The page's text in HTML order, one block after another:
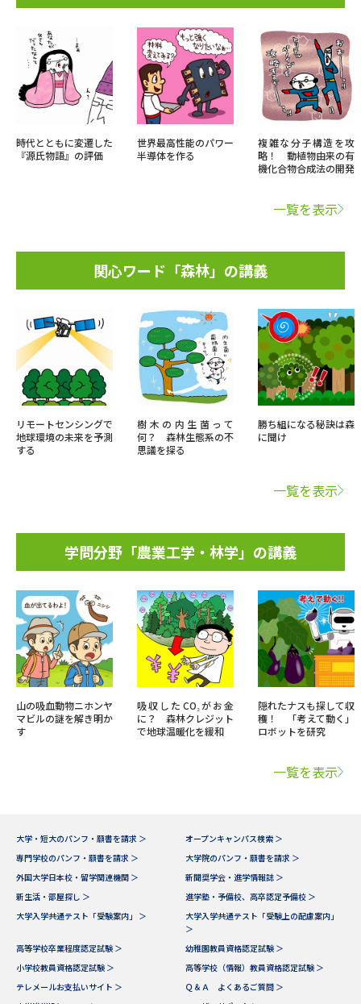
時代とともに変遷した
『源氏物語』の評価
世界最高性能のパワー
半導体を作る
複雑な分子構造を攻
略！ 動植物由来の有
機化合物合成法の開発
一覧を表示
関心ワード「森林」の講義
リモートセンシングで
地球環境の未来を予測
する
樹木の内生菌って
何？ 森林生態系の不
思議を探る
勝ち組になる秘訣は森
に聞け
一覧を表示
学問分野「農業工学・林学」の講義
山の吸血動物ニホンヤ
マビルの謎を解き明か
す
吸収したCO₂がお金
に？ 森林クレジット
で地球温暖化を緩和
隠れたナスも探して収
穫！ 「考えて動く」
ロボットを研究
一覧を表示
大学・短大のパンフ・願書を請求 ＞
オープンキャンパス検索 ＞
専門学校のパンフ・願書を請求 ＞
大学院のパンフ・願書を請求 ＞
外国大学日本校・留学関連機関 ＞
新聞奨学会・進学情報誌 ＞
新生活・部屋探し ＞
進学塾・予備校、高卒認定予備校 ＞
大学入学共通テスト「受験案内」 ＞
大学入学共通テスト「受験上の配慮案内」
＞
高等学校卒業程度認定試験 ＞
幼稚園教員資格認定試験 ＞
小学校教員資格認定試験 ＞
高等学校（情報）教員資格認定試験 ＞
テレメールお支払いサイト ＞
Ｑ＆Ａ よくあるご質問 ＞